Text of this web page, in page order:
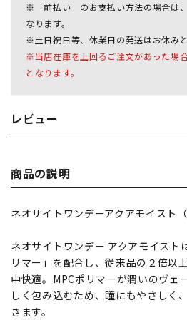
※「前払い」のお支払い方法の場合は
なります。
※土日祝日等、休業日の発送はお休みと
※当店在庫を上回るご注文があった場
となります。
レビュー
商品の説明
ネオサイトワンデーアクアモイスト（
ネオサイトワンデー アクアモイスト
リマー」を配合し、従来品の２倍以
中快適。MPCポリマーが潤いのヴェ
しく包み込むため、瞳にもやさしく
きます。